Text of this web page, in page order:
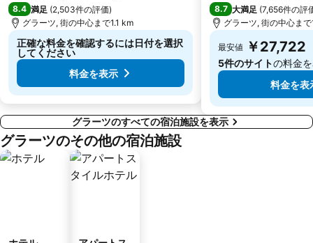
8.4 満足 (2,503件の評価)
グラーツ, 街の中心まで1.1 km
正確な料金を確認するには日付を選択
してください
料金を表示
8.7 大満足 (7,656件の評
グラーツ, 街の中心ま
最安値 ￥27,722
5件のサイトの料金
料金を表
グラーツのすべての宿泊施設を表示
グラーツのその他の宿泊施設